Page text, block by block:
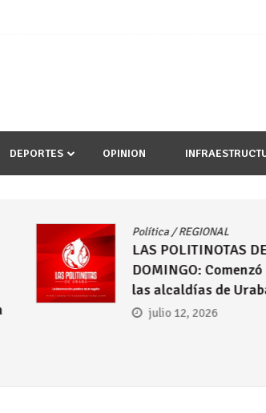
DEPORTES OPINION
Política/REGIONAL
LAS POLITINOTAS
DOMINGO:
las alcaldías de
julio 12, 2026